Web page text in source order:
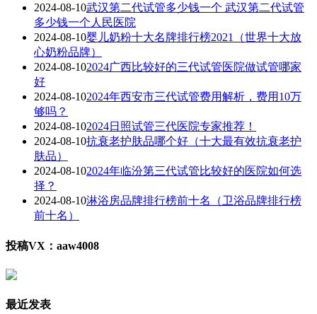
2024-08-10武汉第二代试管多少钱一个 武汉第二代试管
多少钱一个人民医院
2024-08-10婴儿奶粉十大名牌排行榜2021（世界十大放
心奶粉品牌）
2024-08-102024广西比较好的三代试管医院做试管哪家
好
2024-08-102024年西安市三代试管费用解析，费用10万
够吗？
2024-08-102024日照试管三代医院专家推荐！
2024-08-10抗衰老护肤品哪个好（十大最有效抗衰老护
肤品）
2024-08-102024年临汾第三代试管比较好的医院如何选
择？
2024-08-10淋浴房品牌排行榜前十名（卫浴品牌排行榜
前十名）
投稿VX：aaw4008
最近发表